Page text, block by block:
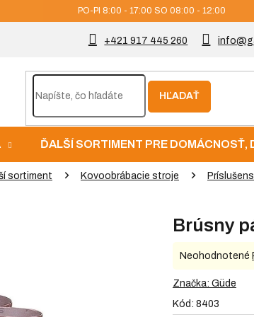
PO-PI 8:00 - 17:00 SO 08:00 - 12:00
+421 917 445 260
HĽADAŤ
ĎALŠÍ SORTIMENT PRE DOMÁCNOSŤ,
sortiment Kovoobrábacie stroje
Brúsny
Kód: 8403
Priemerné
produktu
0,0
Neohodnotené
Značka: Güde